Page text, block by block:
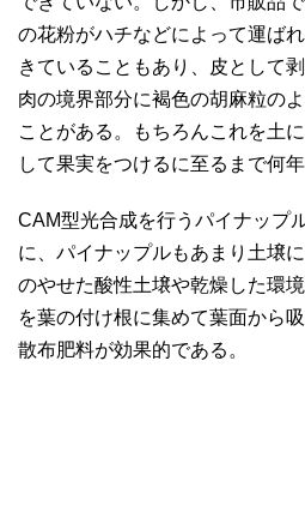
の花粉がハチなどによって運ば
きていることもあり、皮として
肉の境界部分に褐色の胡麻粒の
ことがある。もちろんこれを土
して果実をつけるに至るまで何年
CAM型光合成を行うパイナップ
に、パイナップルもあまり土壌
のやせた酸性土壌や乾燥した環
を葉の付け根に集めて葉面から
散布肥料が効果的である。